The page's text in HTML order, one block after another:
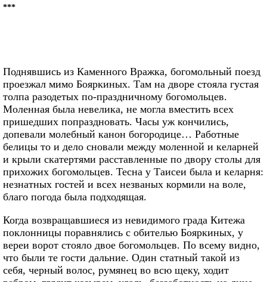
***
Поднявшись из Каменного Вражка, богомольный поезд
проезжал мимо Бояркиных. Там на дворе стояла густая
толпа разодетых по-праздничному богомольцев.
Моленная была невелика, не могла вместить всех
пришедших попраздновать. Часы уж кончились,
допевали молебный канон богородице… Работные
белицы то и дело сновали между моленной и келарней
и крыли скатертями расставленные по двору столы для
прихожих богомольцев. Тесна у Таисеи была и келарня:
незнатных гостей и всех незваных кормили на воле,
благо погода была подходящая.
Когда возвращавшиеся из невидимого града Китежа
поклонницы поравнялись с обителью Бояркиных, у
вереи ворот стояло двое богомольцев. По всему видно,
что были те гости дальние. Один статный такой из
себя, черный волос, румянец во всю щеку, ходит